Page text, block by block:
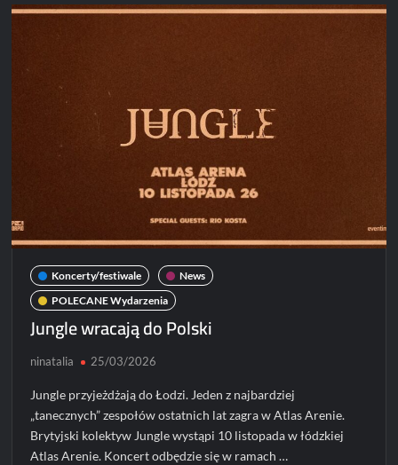
brawurowe
Koncerty/festiwale
News
POLECANE Wydarzenia
Jungle wracają do Polski
ninatalia 25/03/2026
Jungle przyjeżdżają do Łodzi. Jeden z najbardziej
„tanecznych” zespołów ostatnich lat zagra w Atlas Arenie.
Brytyjski kolektyw Jungle wystąpi 10 listopada w łódzkiej
Atlas Arenie. Koncert odbędzie się w ramach …